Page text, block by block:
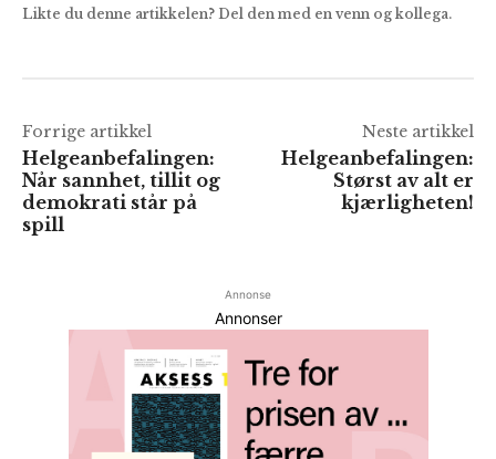
Likte du denne artikkelen? Del den med en venn og kollega.
Forrige artikkel
Helgeanbefalingen:
Når sannhet, tillit og
demokrati står på
spill
Neste artikkel
Helgeanbefalingen:
Størst av alt er
kjærligheten!
Annonse
Annonser